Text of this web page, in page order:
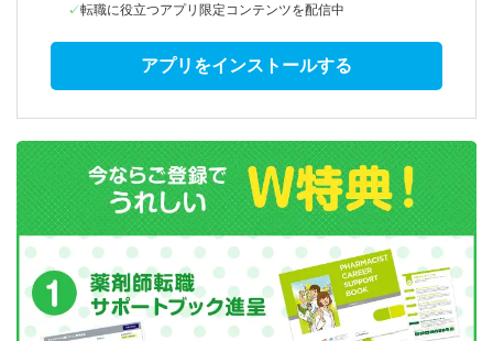
転職に役立つアプリ限定コンテンツを配信中
アプリをインストールする